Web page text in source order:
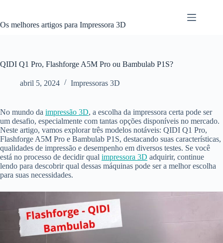
o
Os melhores artigos para Impressora 3D
QIDI Q1 Pro, Flashforge A5M Pro ou Bambulab P1S?
abril 5, 2024 Impressoras 3D
No mundo da impressão 3D, a escolha da impressora certa pode ser
um desafio, especialmente com tantas opções disponíveis no mercado.
Neste artigo, vamos explorar três modelos notáveis: QIDI Q1 Pro,
Flashforge A5M Pro e Bambulab P1S, destacando suas características,
qualidades de impressão e desempenho em diversos testes. Se você
está no processo de decidir qual impressora 3D adquirir, continue
lendo para descobrir qual dessas máquinas pode ser a melhor escolha
para suas necessidades.